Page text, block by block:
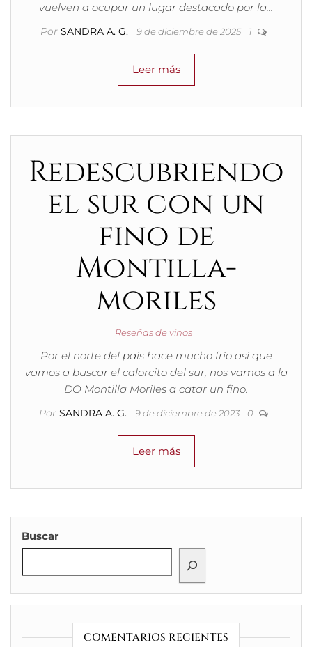
vuelven a ocupar un lugar destacado por la…
Por SANDRA A. G. 9 de diciembre de 2025 1
Leer más
Redescubriendo
el sur con un
fino de
Montilla-
moriles
Reseñas de vinos
Por el norte del país hace mucho frío así que
vamos a buscar el calorcito del sur, nos vamos a la
DO Montilla Moriles a catar un fino.
Por SANDRA A. G. 9 de diciembre de 2023 0
Leer más
Buscar
COMENTARIOS RECIENTES